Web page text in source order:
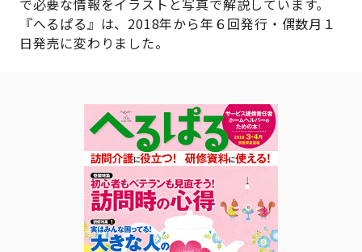
で必要な情報をイラストと写真で解説しています。
『へるぱる』は、2018年から年６回発行・偶数月１
日発売に変わりました。